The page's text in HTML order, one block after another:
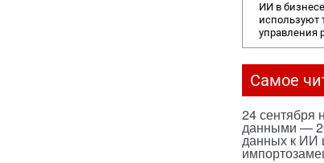
ИИ в
используют
управления
Самое
24 сентября
данными —
данных к ИИ